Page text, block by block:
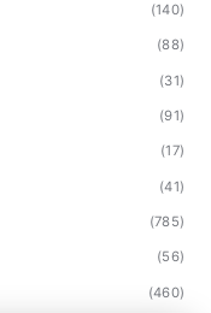
(140)
(88)
(31)
(91)
(17)
(41)
(785)
(56)
(460)